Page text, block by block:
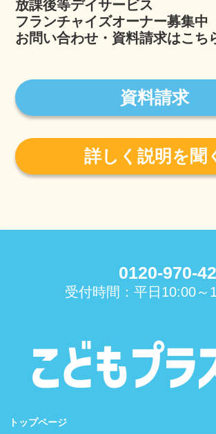
放課後等デイサービス
フランチャイズオーナー募集中
お問い合わせ・資料請求はこち
資料請求
詳しく説明を聞
0120-970-
受付時間：平日10:00～
トップページ